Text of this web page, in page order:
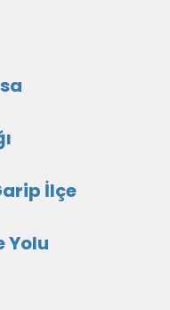
İlçe
Yolu